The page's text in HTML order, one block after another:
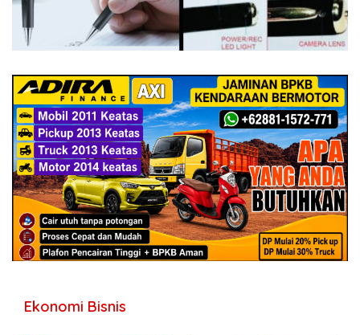
Ekonomi Bisnis